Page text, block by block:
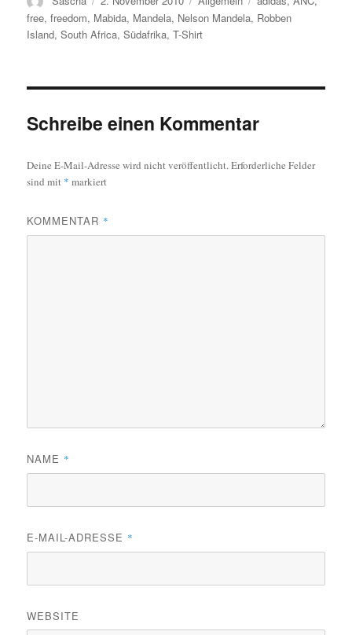
am
free,freedom, Mabida, Mandela, Nelson Mandela, Robben
Island,South Africa,Südafrika,T-Shirt
Schreibe einen Kommentar
Deine E-Mail-Adresse wird nicht veröffentlicht.Erforderliche Felder
sind mit * markiert
KOMMENTAR *
NAME *
E-MAIL-ADRESSE *
WEBSITE